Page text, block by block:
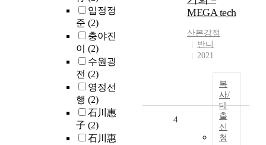
입정정
준 (2)
충야진
이 (2)
수원굉
전 (2)
영정선
행 (2)
石川惠
子 (2)
石川惠
MEGA tech
산본강정
반니
2021
복
사/
대
출
신
청
4